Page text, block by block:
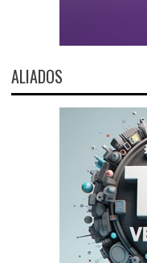
ALIADOS